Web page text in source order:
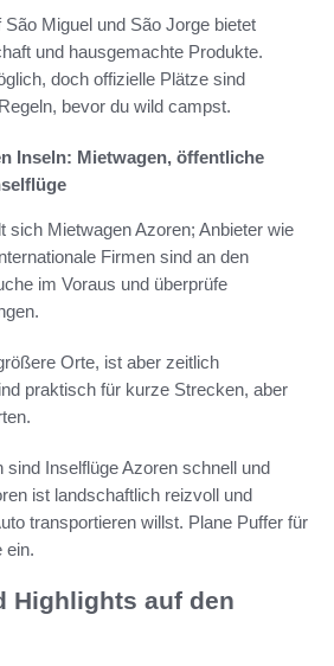
Miguel und São Jorge bietet
und hausgemachte Produkte.
doch offizielle Plätze sind
bevor du wild campst.
Inseln: Mietwagen, öffentliche
sich Mietwagen Azoren; Anbieter wie
Firmen sind an den
im Voraus und überprüfe
Orte, ist aber zeitlich
praktisch für kurze Strecken, aber
sind Inselflüge Azoren schnell und
ist landschaftlich reizvoll und
transportieren willst. Plane Puffer für
ein.
Highlights auf den